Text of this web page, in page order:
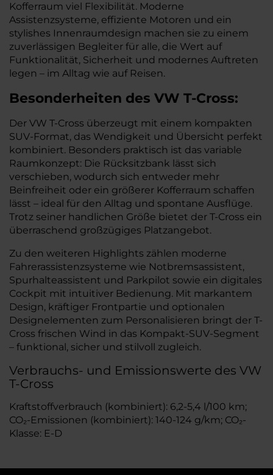
Kofferraum viel Flexibilität. Moderne
Assistenzsysteme, effiziente Motoren und ein
stylishes Innenraumdesign machen sie zu einem
zuverlässigen Begleiter für alle, die Wert auf
Funktionalität, Sicherheit und modernes Auftreten
legen – im Alltag wie auf Reisen.
Besonderheiten des VW T-Cross:
Der VW T-Cross überzeugt mit einem kompakten
SUV-Format, das Wendigkeit und Übersicht perfekt
kombiniert. Besonders praktisch ist das variable
Raumkonzept: Die Rücksitzbank lässt sich
verschieben, wodurch sich entweder mehr
Beinfreiheit oder ein größerer Kofferraum schaffen
lässt – ideal für den Alltag und spontane Ausflüge.
Trotz seiner handlichen Größe bietet der T-Cross ein
überraschend großzügiges Platzangebot.
Zu den weiteren Highlights zählen moderne
Fahrerassistenzsysteme wie Notbremsassistent,
Spurhalteassistent und Parkpilot sowie ein digitales
Cockpit mit intuitiver Bedienung. Mit markantem
Design, kräftiger Frontpartie und optionalen
Designelementen zum Personalisieren bringt der T-
Cross frischen Wind in das Kompakt-SUV-Segment
– funktional, sicher und stilvoll zugleich.
Verbrauchs- und Emissionswerte des VW
T-Cross
Kraftstoffverbrauch (kombiniert): 6,2-5,4 l/100 km;
CO₂-Emissionen (kombiniert): 140-124 g/km; CO₂-
Klasse: E-D